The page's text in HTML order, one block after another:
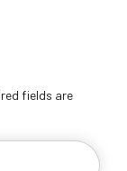
fields are